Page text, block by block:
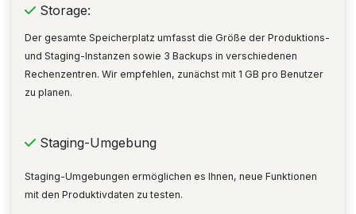
Storage:
Der gesamte Speicherplatz umfasst die Größe der Produktions-
und Staging-Instanzen sowie 3 Backups in verschiedenen
Rechenzentren. Wir empfehlen, zunächst mit 1 GB pro Benutzer
zu planen.
Staging-Umgebung
Staging-Umgebungen ermöglichen es Ihnen, neue Funktionen
mit den Produktivdaten zu testen.